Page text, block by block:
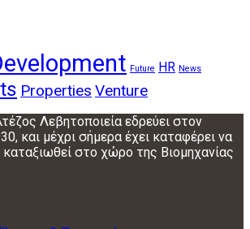
Future HR News
Properties Venture
Λεβητοποιεία εδρεύει στον
και μέχρι σήμερα έχει καταφέρει να
καταξιωθεί στο χώρο της Βιομηχανίας